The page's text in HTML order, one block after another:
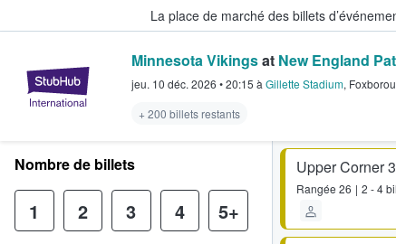
La place de marché des billets
StubHub - Où les fans
Minnesota Vikingsat New England
jeu. 10 déc. 2026 •20:15 à Gillette Stadium,
+ 200 billets restants
Upper Corner
Rangée 26 2 - 4
Nombre de billets
1 2 3 4 5+